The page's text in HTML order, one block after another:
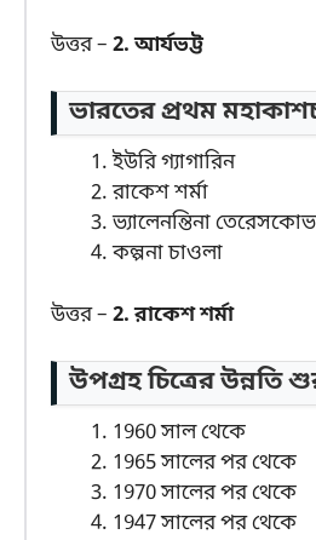
উত্তর – 2. আর্যভট্ট
ভারতের প্রথম
ইউরি গ্যাগারিন
রাকেশ শর্মা
ভ্যালেনন্তিনা
কল্পনা চাওলা
উত্তর – 2. রাকেশ শর্মা
উপগ্রহ চিত্রের উন্নতি
1960 সাল থেকে
1965 সালের পর থেকে
1970 সালের পর থেকে
1947 সালের পর থেকে